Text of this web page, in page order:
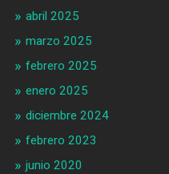
abril 2025
marzo 2025
febrero 2025
enero 2025
diciembre 2024
febrero 2023
junio 2020